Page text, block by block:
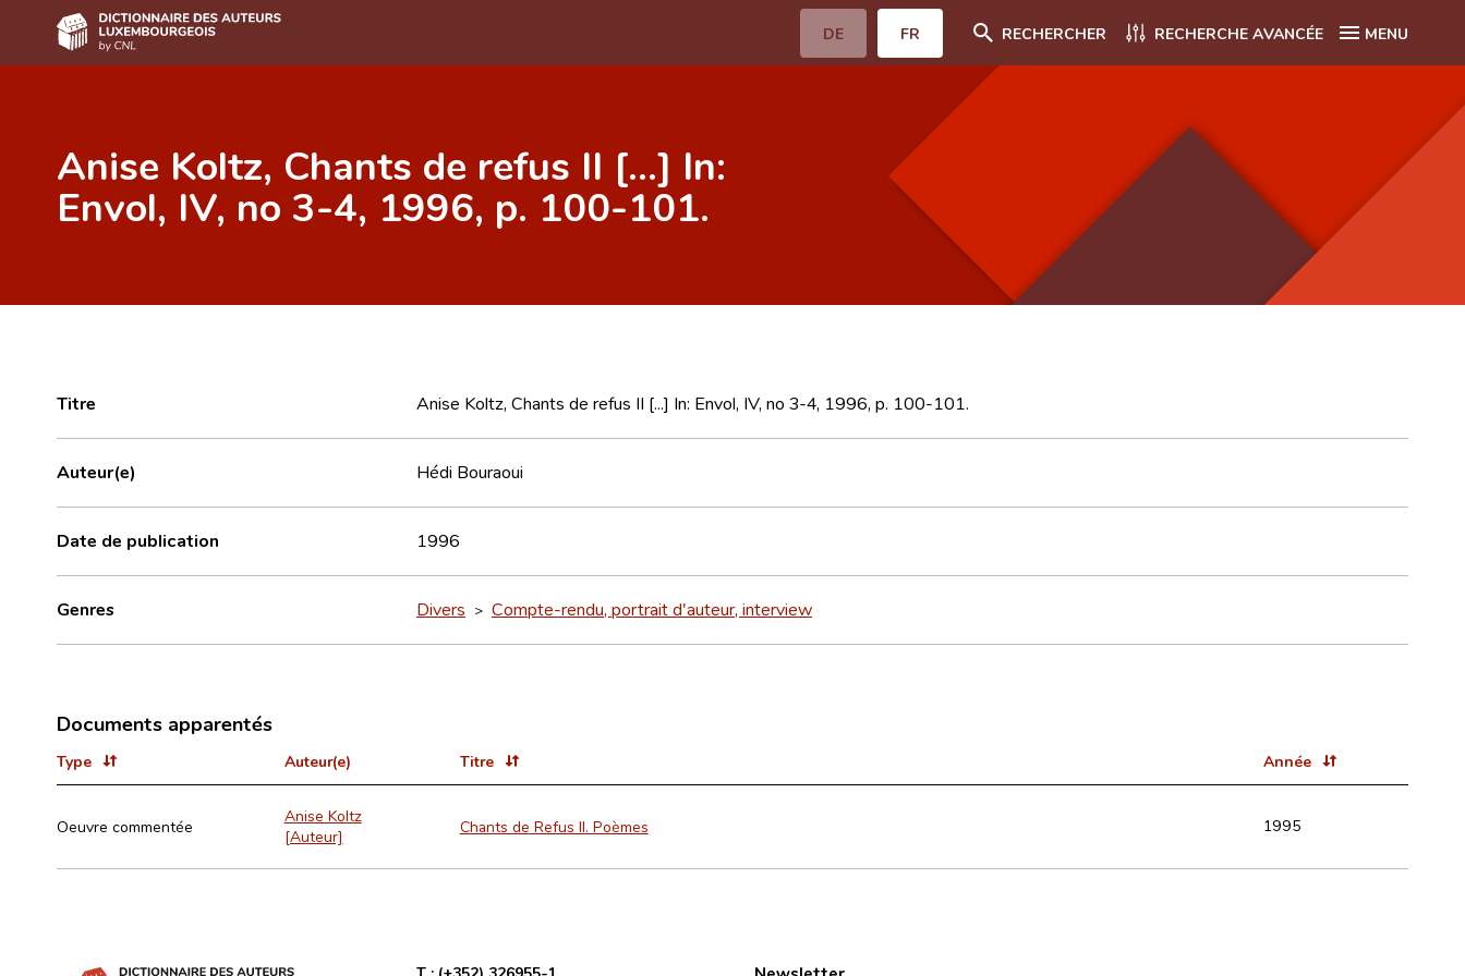
DE FR RECHERCHER RECHERCHE AVANCÉE MENU
Auteur(e)s A-Z
Recherche avancée
Anise Koltz, Chants de refus II [...] In:
Envol, IV, no 3-4, 1996, p. 100-101.
Titre Anise Koltz, Chants de refus II [...] In: Envol, IV, no 3-4, 1996, p. 100-101.
Auteur(e) Hédi Bouraoui
Date de publication 1996
Genres Divers > Compte-rendu, portrait d'auteur, interview
Documents apparentés
Type Auteur(e) Titre Année
Oeuvre commentée
Anise Koltz
[Auteur]
Chants de Refus II. Poèmes 1995